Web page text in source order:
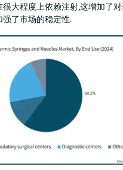
大程度上依赖注射,这增加了
强了市场的稳定性.